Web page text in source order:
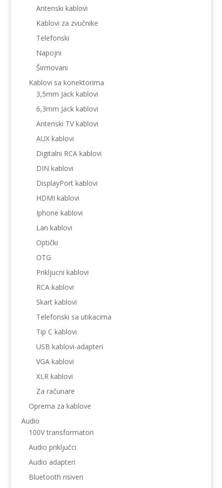
Antenski kablovi
Kablovi za zvučnike
Telefonski
Napojni
Širmovani
Kablovi sa konektorima
3,5mm Jack kablovi
6,3mm Jack kablovi
Antenski TV kablovi
AUX kablovi
Digitalni RCA kablovi
DIN kablovi
DisplayPort kablovi
HDMI kablovi
Iphone kablovi
Lan kablovi
Optički
OTG
Prikljucni kablovi
RCA kablovi
Skart kablovi
Telefonski sa utikacima
Tip C kablovi
USB kablovi-adapteri
VGA kablovi
XLR kablovi
Za računare
Oprema za kablove
Audio
100V transformatori
Audio priključci
Audio adapteri
Bluetooth risiveri